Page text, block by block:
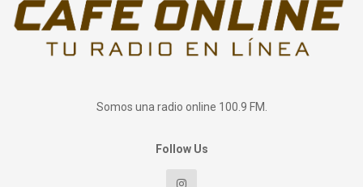
Somos una radio online 100.9 FM.
Follow Us